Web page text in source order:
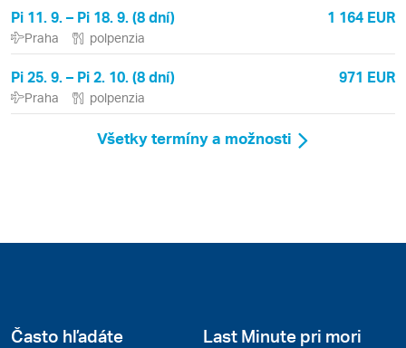
Pi 11. 9. – Pi 18. 9. (8 dní) 1 164 EUR
Praha polpenzia
Pi 25. 9. – Pi 2. 10. (8 dní) 971 EUR
Praha polpenzia
Všetky termíny a možnosti
Často hľadáte Last Minute pri mori